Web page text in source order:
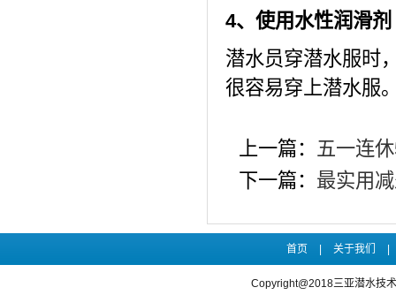
4、使用水性润滑剂
潜水员穿潜水服时
很容易穿上潜水服
上一篇： 五一连
下一篇： 最实用
首页 关于我们
Copyright@2018三亚潜水技